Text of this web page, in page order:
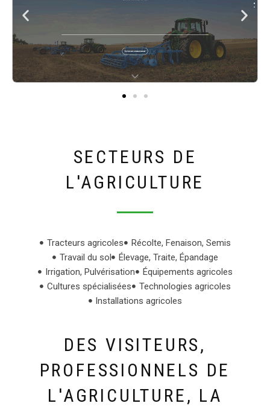
SECTEURS DE
L'AGRICULTURE
Tracteurs agricoles
Récolte, Fenaison, Semis
Travail du sol
Élevage, Traite, Épandage
Irrigation, Pulvérisation
Équipements agricoles
Cultures spécialisées
Technologies agricoles
Installations agricoles
DES VISITEURS,
PROFESSIONNELS DE
L'AGRICULTURE, LA